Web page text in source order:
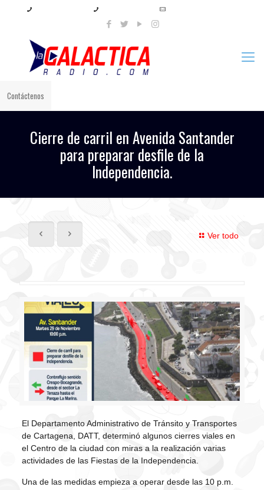
Contáctenos
Cierre de carril en Avenida Santander
para preparar desfile de la
Independencia.
Ver todo
El Departamento Administrativo de Tránsito y Transportes
de Cartagena, DATT, determinó algunos cierres viales en
el Centro de la ciudad con miras a la realización varias
actividades de las Fiestas de la Independencia.
Una de las medidas empieza a operar desde las 10 p.m.